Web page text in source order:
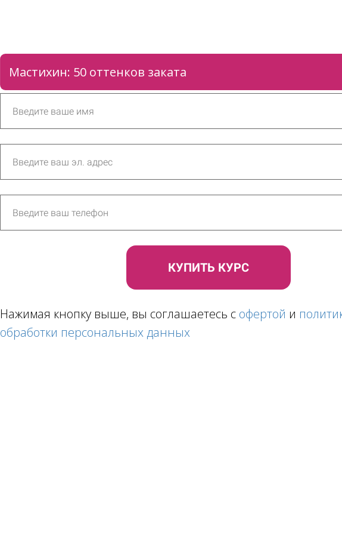
Мастихин: 50 оттенков заката
КУПИТЬ КУРС
Нажимая кнопку выше, вы соглашаетесь c офертой и
обработки персональных данных